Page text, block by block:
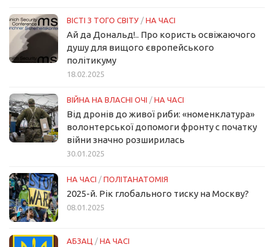
ВІСТІ З ТОГО СВІТУ / НА ЧАСІ
Ай да Дональд!.. Про користь освіжаючого
душу для вищого європейського
політикуму
18.02.2025
ВІЙНА НА ВЛАСНІ ОЧІ / НА ЧАСІ
Від дронів до живої риби: «номенклатура»
волонтерської допомоги фронту с початку
війни значно розширилась
30.01.2025
НА ЧАСІ / ПОЛІТАНАТОМІЯ
2025-й. Рік глобального тиску на Москву?
08.01.2025
АБЗАЦ / НА ЧАСІ